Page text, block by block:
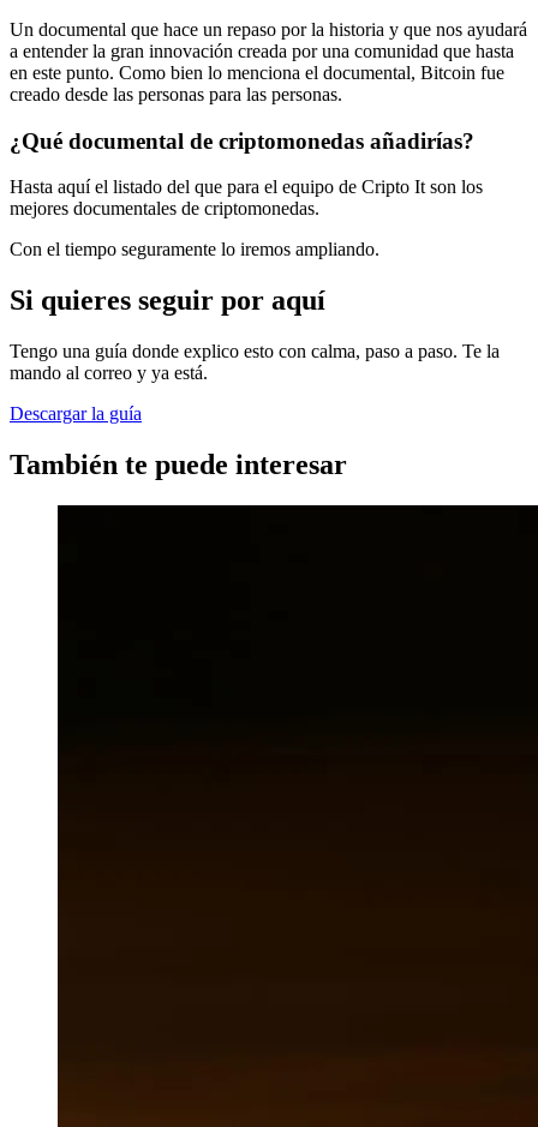
Un documental que hace un repaso por la historia y que nos ayudará
a entender la gran innovación creada por una comunidad que hasta
en este punto. Como bien lo menciona el documental, Bitcoin fue
creado desde las personas para las personas.
¿Qué documental de criptomonedas añadirías?
Hasta aquí el listado del que para el equipo de Cripto It son los
mejores documentales de criptomonedas.
Con el tiempo seguramente lo iremos ampliando.
Si quieres seguir por aquí
Tengo una guía donde explico esto con calma, paso a paso. Te la
mando al correo y ya está.
Descargar la guía
También te puede interesar